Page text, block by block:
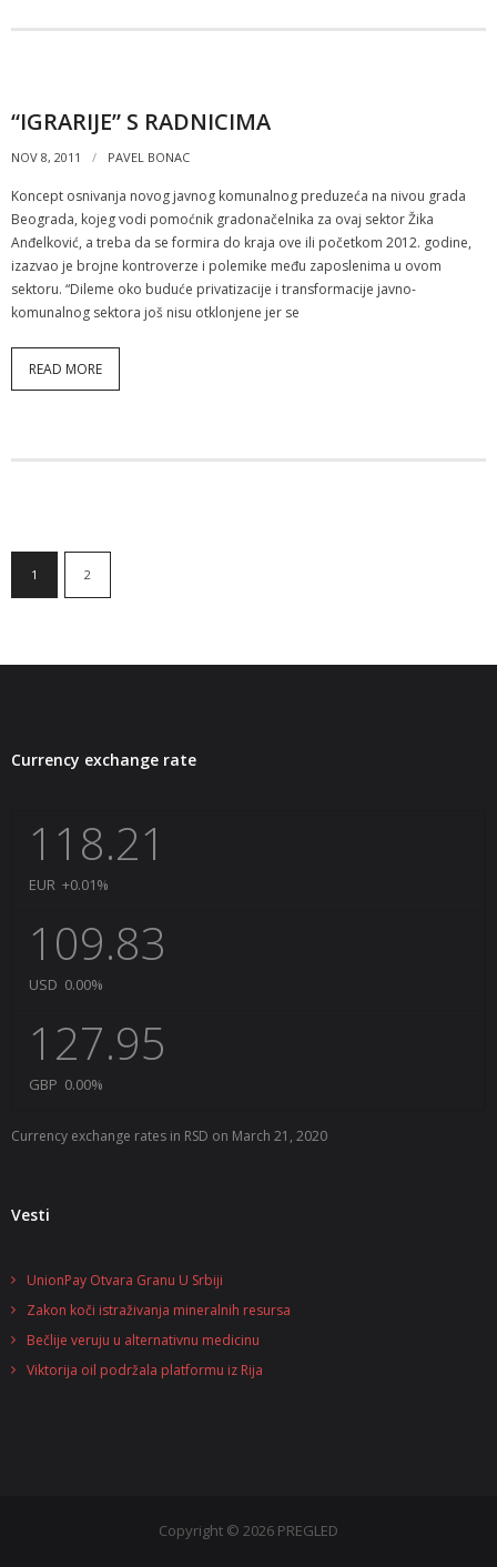
“IGRARIJE” S RADNICIMA
NOV 8, 2011 PAVEL BONAC
Koncept osnivanja novog javnog komunalnog preduzeća na nivou grada
Beograda, kojeg vodi pomoćnik gradonačelnika za ovaj sektor Žika
Anđelković, a treba da se formira do kraja ove ili početkom 2012. godine,
izazvao je brojne kontroverze i polemike među zaposlenima u ovom
sektoru. “Dileme oko buduće privatizacije i transformacije javno-
komunalnog sektora još nisu otklonjene jer se
READ MORE
1 2
Currency exchange rate
118.21
EUR +0.01%
109.83
USD 0.00%
127.95
GBP 0.00%
Currency exchange rates in RSD on March 21, 2020
Vesti
UnionPay Otvara Granu U Srbiji
Zakon koči istraživanja mineralnih resursa
Bečlije veruju u alternativnu medicinu
Viktorija oil podržala platformu iz Rija
Copyright © 2026 PREGLED